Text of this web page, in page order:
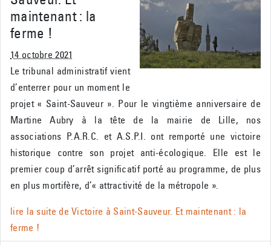
maintenant : la
ferme !
14 octobre 2021
Le tribunal administratif vient
d’enterrer pour un moment le
projet « Saint-Sauveur ». Pour le vingtième anniversaire de
Martine Aubry à la tête de la mairie de Lille, nos
associations P.A.R.C. et A.S.P.I. ont remporté une victoire
historique contre son projet anti-écologique. Elle est le
premier coup d’arrêt significatif porté au programme, de plus
en plus mortifère, d’« attractivité de la métropole ».
lire la suite deVictoire à Saint-Sauveur. Et maintenant : la
ferme !